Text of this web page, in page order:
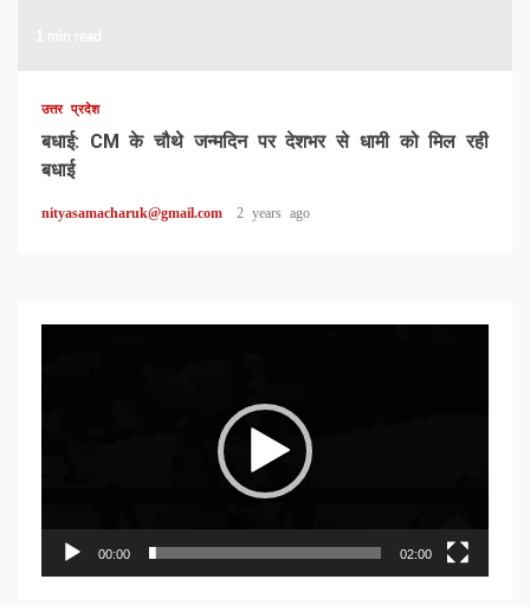
उत्तर प्रदेश
बधाई: CM के चौथे जन्मदिन पर देशभर से धामी को मिल रही
बधाई
nityasamacharuk@gmail.com 2 years ago
00:00 02:00